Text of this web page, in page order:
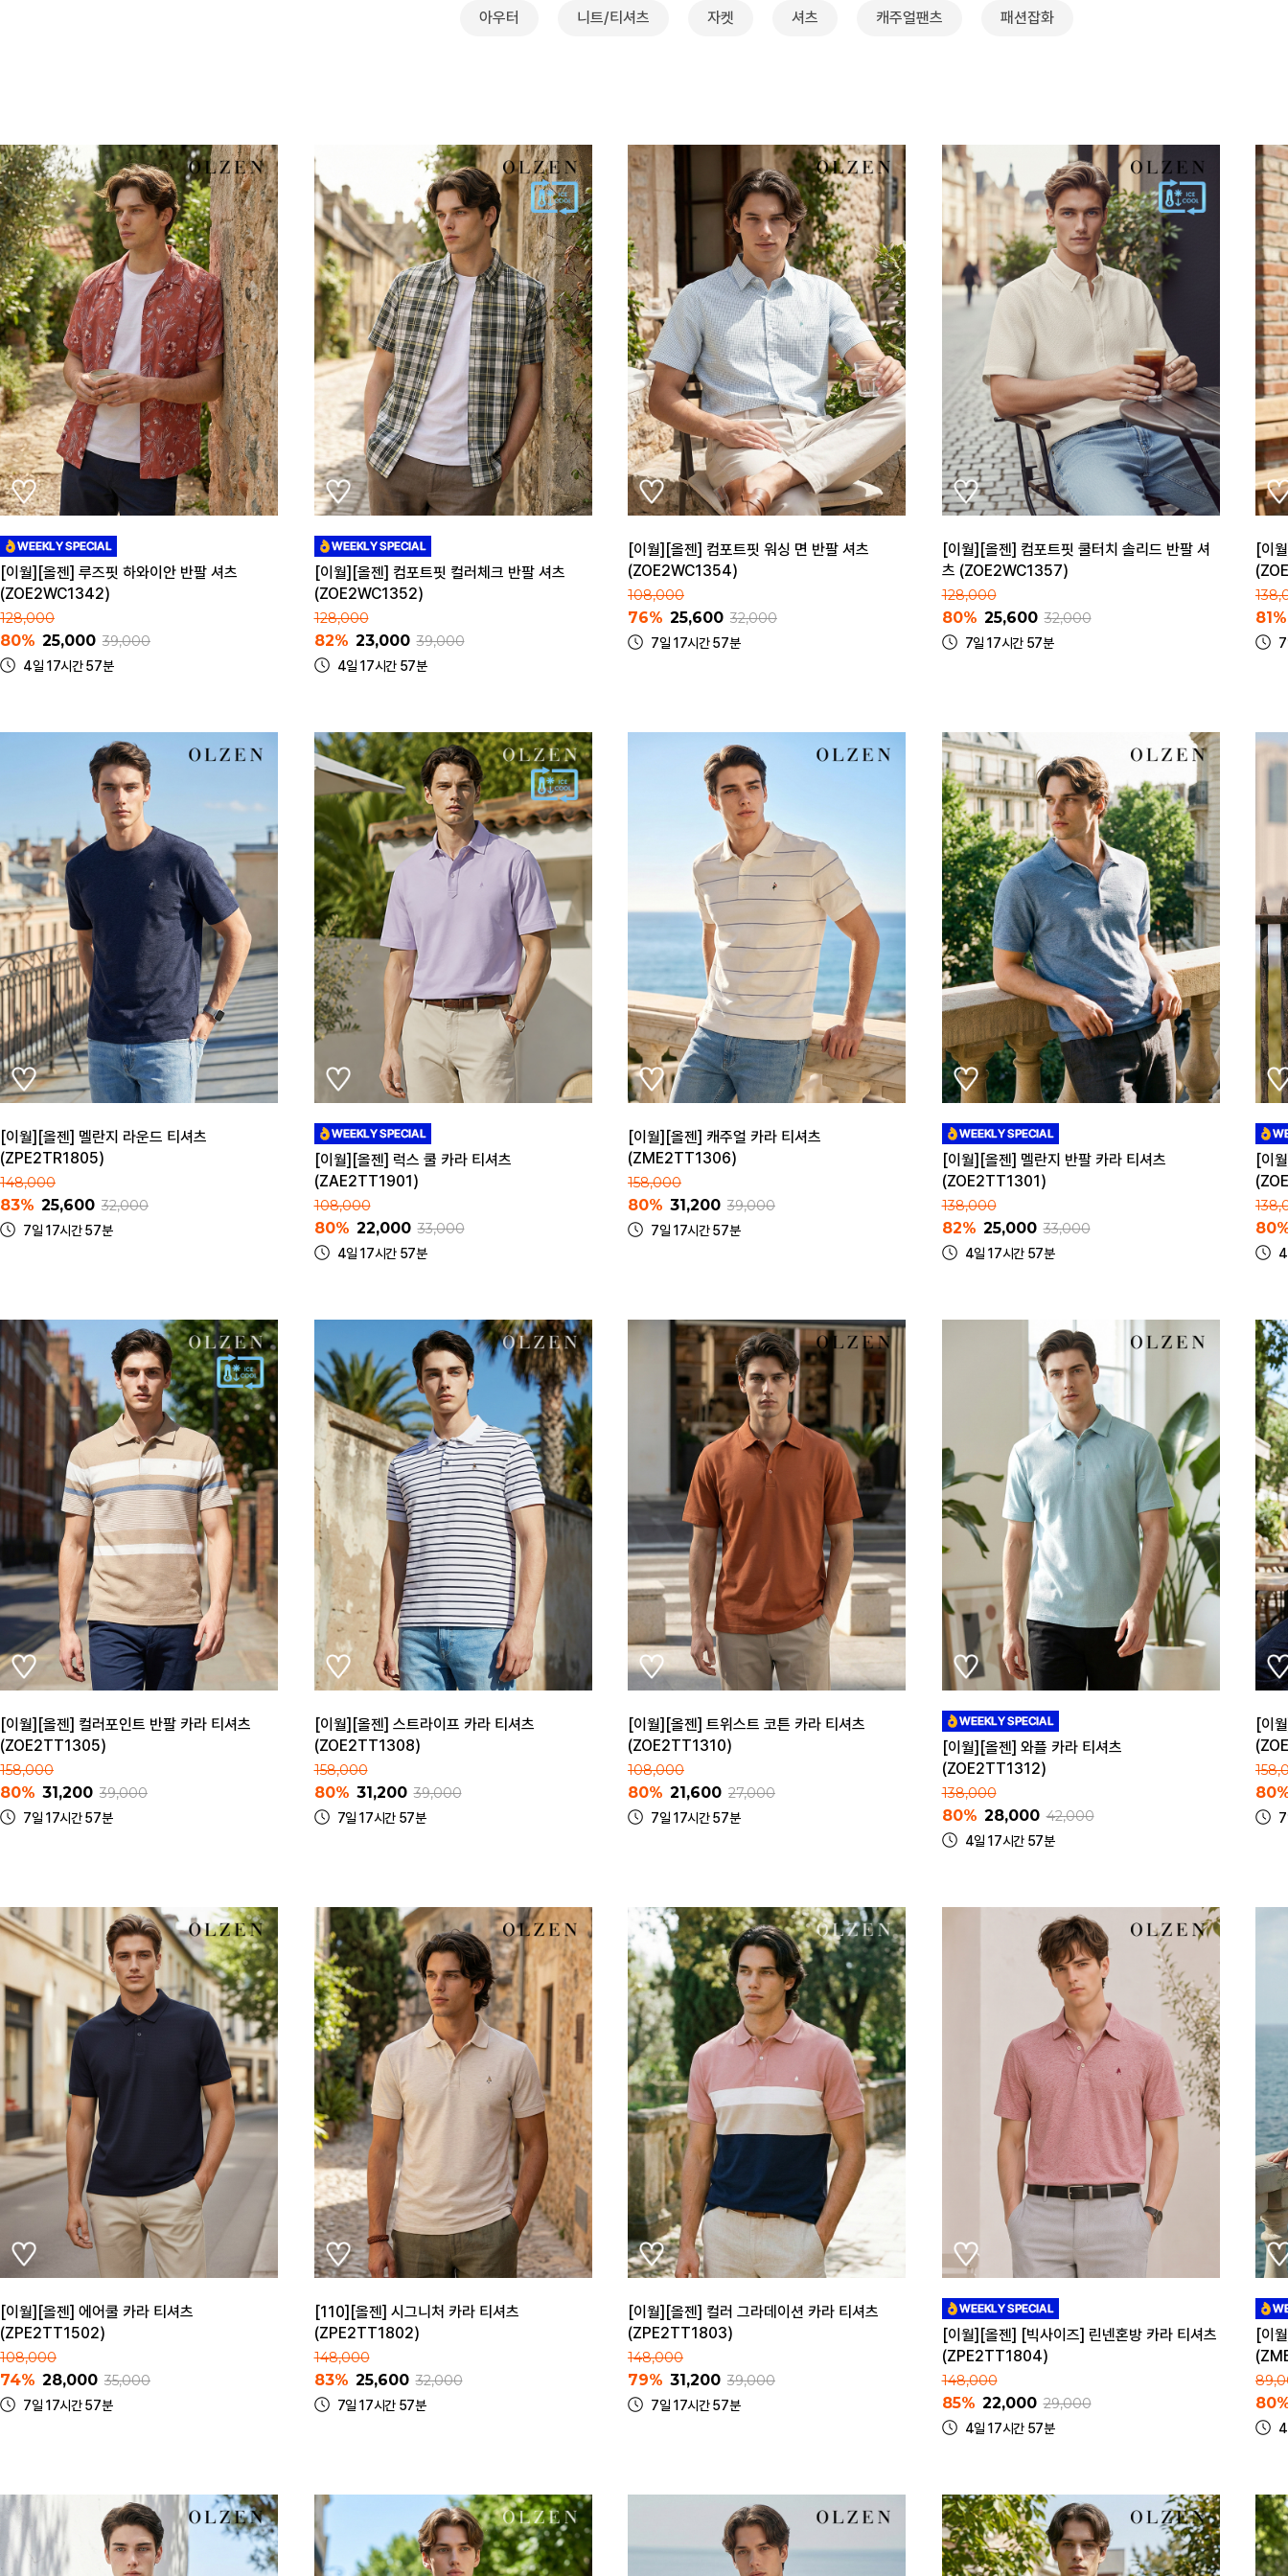
아우터 니트/티셔츠 자켓 셔츠 캐주얼팬츠 패션잡화
[이월][올젠] 루즈핏 하와이안 반팔 셔츠
(ZOE2WC1342)
128,000
80% 25,000 39,000
4일 17시간 57분
[이월][올젠] 컴포트핏 컬러체크 반팔 셔츠
(ZOE2WC1352)
128,000
82% 23,000 39,000
4일 17시간 57분
[이월][올젠] 컴포트핏 워싱 면 반팔 셔츠
(ZOE2WC1354)
108,000
76% 25,600 32,000
7일 17시간 57분
[이월][올젠] 컴포트핏 쿨터치 솔리드 반팔 셔
츠 (ZOE2WC1357)
128,000
80% 25,600 32,000
7일 17시간 57분
[이
81%
[이월][올젠] 멜란지 라운드 티셔츠
(ZPE2TR1805)
148,000
83% 25,600 32,000
7일 17시간 57분
[이월][올젠] 럭스 쿨 카라 티셔츠
(ZAE2TT1901)
108,000
80% 22,000 33,000
4일 17시간 57분
[이월][올젠] 캐주얼 카라 티셔츠
(ZME2TT1306)
158,000
80% 31,200 39,000
7일 17시간 57분
[이월][올젠] 멜란지 반팔 카라 티셔츠
(ZOE2TT1301)
138,000
82% 25,000 33,000
4일 17시간 57분
[이
[이월][올젠] 컬러포인트 반팔 카라 티셔츠
(ZOE2TT1305)
158,000
80% 31,200 39,000
7일 17시간 57분
[이월][올젠] 스트라이프 카라 티셔츠
(ZOE2TT1308)
158,000
80% 31,200 39,000
7일 17시간 57분
[이월][올젠] 트위스트 코튼 카라 티셔츠
(ZOE2TT1310)
108,000
80% 21,600 27,000
7일 17시간 57분
[이월][올젠] 와플 카라 티셔츠
(ZOE2TT1312)
138,000
80% 28,000 42,000
4일 17시간 57분
[이
[이월][올젠] 에어쿨 카라 티셔츠
(ZPE2TT1502)
108,000
74% 28,000 35,000
7일 17시간 57분
[110][올젠] 시그니처 카라 티셔츠
(ZPE2TT1802)
148,000
83% 25,600 32,000
7일 17시간 57분
[이월][올젠] 컬러 그라데이션 카라 티셔츠
(ZPE2TT1803)
148,000
79% 31,200 39,000
7일 17시간 57분
[이월][올젠] [빅사이즈] 린넨혼방 카라 티셔츠
(ZPE2TT1804)
148,000
85% 22,000 29,000
4일 17시간 57분
[이